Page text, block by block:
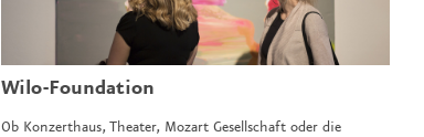
Wilo-Foundation
Ob Konzerthaus, Theater, Mozart Gesellschaft oder die